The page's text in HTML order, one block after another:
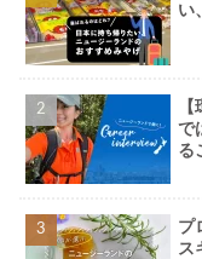
い
で
る
プ
ス